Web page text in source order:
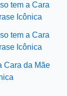
tem a Cara
Icônica
tem a Cara
Icônica
Cara da Mãe